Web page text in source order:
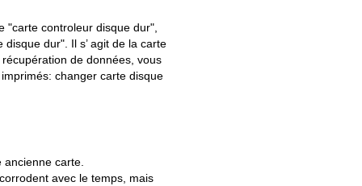
"carte controleur disque dur",
dur". Il s’ agit de la carte
de données, vous
changer carte disque
carte.
avec le temps, mais